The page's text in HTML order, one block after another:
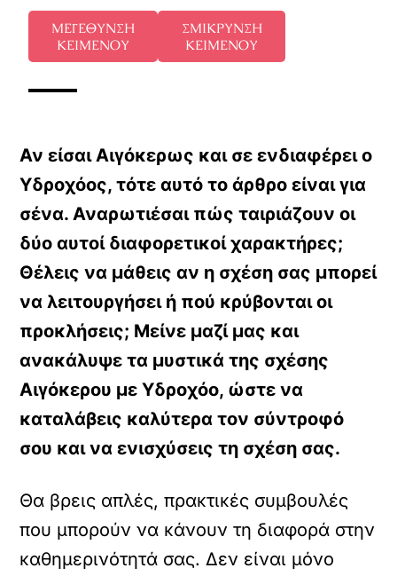
ΜΕΓΕΘΥΝΣΗ
ΚΕΙΜΕΝΟΥ
ΣΜΙΚΡΥΝΣΗ
ΚΕΙΜΕΝΟΥ
Αν είσαι Αιγόκερως και σε ενδιαφέρει ο
Υδροχόος, τότε αυτό το άρθρο είναι για
σένα. Αναρωτιέσαι πώς ταιριάζουν οι
δύο αυτοί διαφορετικοί χαρακτήρες;
Θέλεις να μάθεις αν η σχέση σας μπορεί
να λειτουργήσει ή πού κρύβονται οι
προκλήσεις; Μείνε μαζί μας και
ανακάλυψε τα μυστικά της σχέσης
Αιγόκερου με Υδροχόο, ώστε να
καταλάβεις καλύτερα τον σύντροφό
σου και να ενισχύσεις τη σχέση σας.
Θα βρεις απλές, πρακτικές συμβουλές
που μπορούν να κάνουν τη διαφορά στην
καθημερινότητά σας. Δεν είναι μόνο